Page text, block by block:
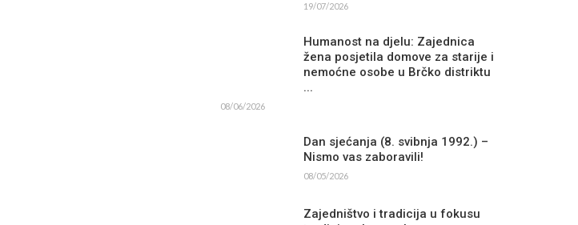
19/07/2026
Humanost na djelu: Zajednica
žena posjetila domove za starije i
nemoćne osobe u Brčko distriktu
...
08/06/2026
Dan sjećanja (8. svibnja 1992.) –
Nismo vas zaboravili!
08/05/2026
Zajedništvo i tradicija u fokusu